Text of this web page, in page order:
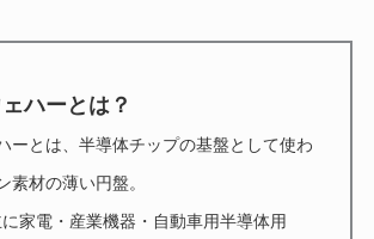
ハーとは？
ーとは、半導体チップの基盤として使わ
素材の薄い円盤。
に家電・産業機器・自動車用半導体用